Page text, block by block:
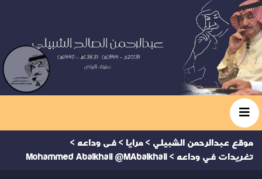
موقع عبدالرحمن الشبيلي > مرايا > فى وداعه >
تغريدات في وداعه >
Mohammed Abalkhail @MAbalkhail